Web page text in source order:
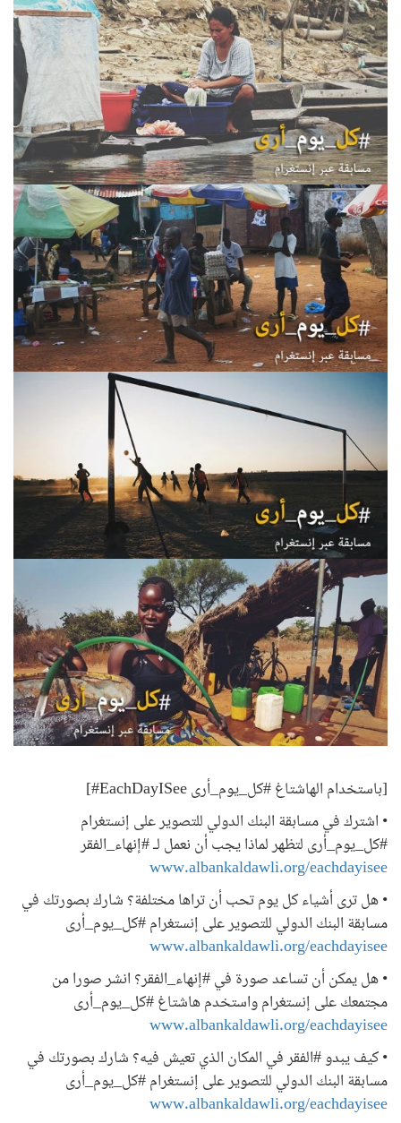
[باستخدام الهاشتاغ #كل_يوم_أرى EachDayISee#]
• اشترك في مسابقة البنك الدولي للتصوير على إنستغرام
#كل_يوم_أرى لتظهر لماذا يجب أن نعمل لـ #إنهاء_الفقر
www.albankaldawli.org/eachdayisee
• هل ترى أشياء كل يوم تحب أن تراها مختلفة؟ شارك بصورتك في
مسابقة البنك الدولي للتصوير على إنستغرام #كل_يوم_أرى
www.albankaldawli.org/eachdayisee
• هل يمكن أن تساعد صورة في #إنهاء_الفقر؟ انشر صورا من
مجتمعك على إنستغرام واستخدم هاشتاغ #كل_يوم_أرى
www.albankaldawli.org/eachdayisee
• كيف يبدو #الفقر في المكان الذي تعيش فيه؟ شارك بصورتك في
مسابقة البنك الدولي للتصوير على إنستغرام #كل_يوم_أرى
www.albankaldawli.org/eachdayisee